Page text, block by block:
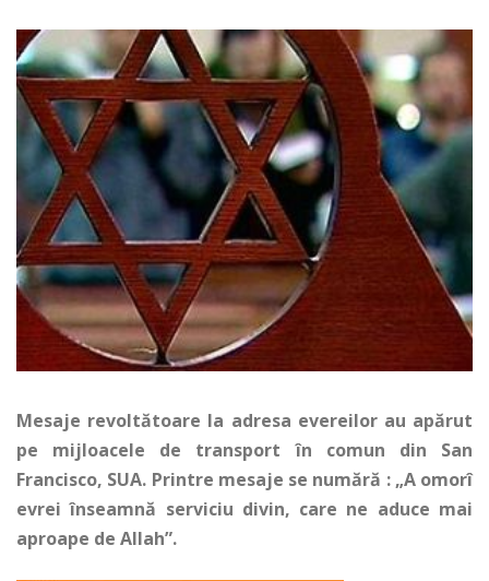
Mesaje revoltătoare la adresa evereilor au apărut
pe mijloacele de transport în comun din San
Francisco, SUA. Printre mesaje se numără : „A omorî
evrei înseamnă serviciu divin, care ne aduce mai
aproape de Allah”.